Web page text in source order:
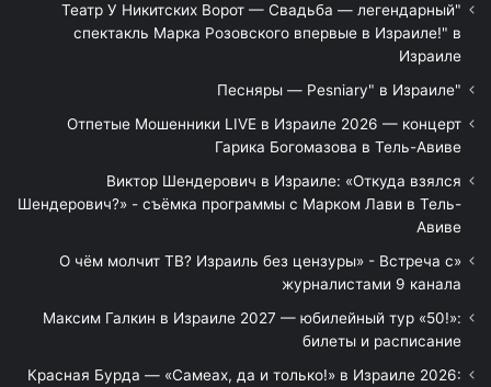
"Театр У Никитских Ворот — Свадьба — легендарный
спектакль Марка Розовского впервые в Израиле!" в
Израиле
"Песняры — Pesniary" в Израиле
Отпетые Мошенники LIVE в Израиле 2026 — концерт
Гарика Богомазова в Тель-Авиве
Виктор Шендерович в Израиле: «Откуда взялся
Шендерович?» - съёмка программы с Марком Лави в Тель-
Авиве
«О чём молчит ТВ? Израиль без цензуры» - Встреча с
журналистами 9 канала
Максим Галкин в Израиле 2027 — юбилейный тур «50!»:
билеты и расписание
Красная Бурда — «Самеах, да и только!» в Израиле 2026: